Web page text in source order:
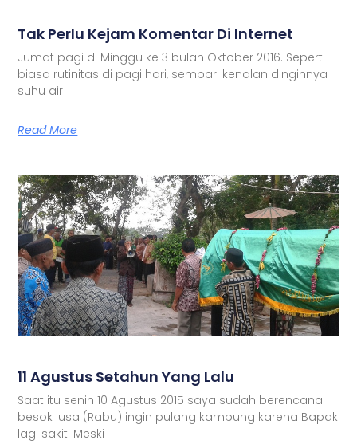
Tak Perlu Kejam Komentar Di Internet
Jumat pagi di Minggu ke 3 bulan Oktober 2016. Seperti
biasa rutinitas di pagi hari, sembari kenalan dinginnya
suhu air
Read More
11 Agustus Setahun Yang Lalu
Saat itu senin 10 Agustus 2015 saya sudah berencana
besok lusa (Rabu) ingin pulang kampung karena Bapak
lagi sakit. Meski